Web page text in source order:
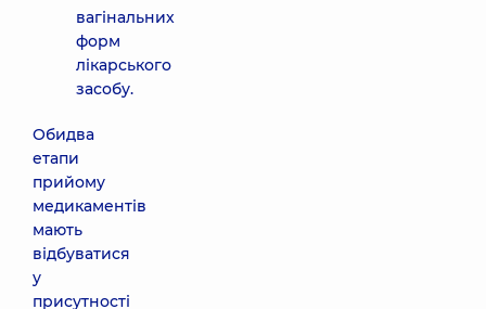
вагінальних
форм
лікарського
засобу.
Обидва
етапи
прийому
медикаментів
мають
відбуватися
у
присутності